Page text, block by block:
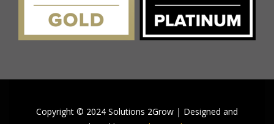
Copyright © 2024 Solutions 2Grow | Designed and